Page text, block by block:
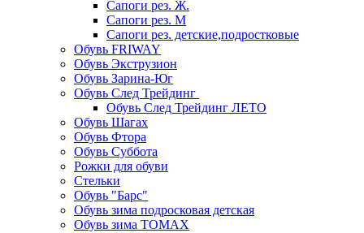
Сапоги рез. Ж.
Сапоги рез. М
Сапоги рез. детские,подростковые
Обувь FRIWAY
Обувь Экструзион
Обувь Зарина-Юг
Обувь След Трейдинг
Обувь След Трейдинг ЛЕТО
Обувь Шагах
Обувь Фтора
Обувь Суббота
Рожки для обуви
Стельки
Обувь "Барс"
Обувь зима подросковая детская
Обувь зима ТОМАХ